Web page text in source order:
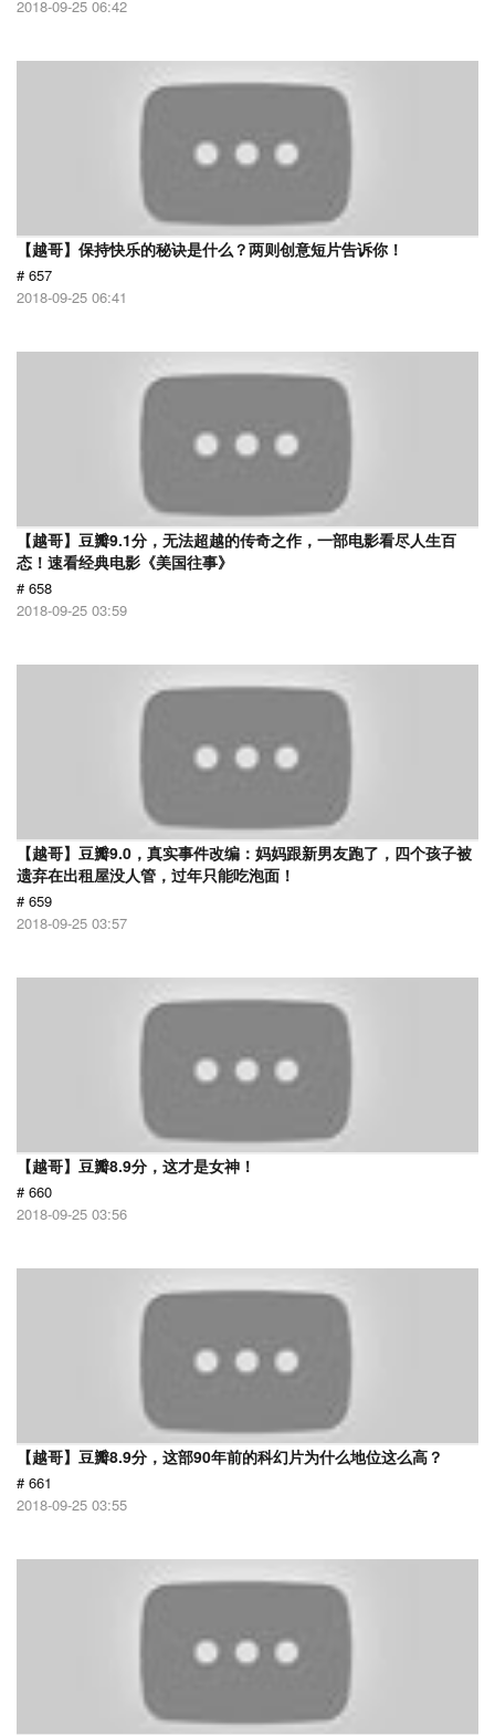
2018-09-25 06:42
【越哥】保持快乐的秘诀是什么？两则创意短片告诉你！
# 657
2018-09-25 06:41
【越哥】豆瓣9.1分，无法超越的传奇之作，一部电影看尽人生百
态！速看经典电影《美国往事》
# 658
2018-09-25 03:59
【越哥】豆瓣9.0，真实事件改编：妈妈跟新男友跑了，四个孩子被
遗弃在出租屋没人管，过年只能吃泡面！
# 659
2018-09-25 03:57
【越哥】豆瓣8.9分，这才是女神！
# 660
2018-09-25 03:56
【越哥】豆瓣8.9分，这部90年前的科幻片为什么地位这么高？
# 661
2018-09-25 03:55